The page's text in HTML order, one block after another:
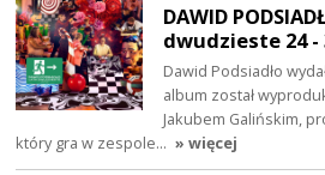
DAWID
dwudzieste 24 -
Dawid Podsiadło
album został
Jakubem Galińskim,
który gra w zespole… » więcej